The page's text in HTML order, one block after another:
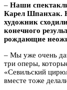
– Наши
Карел Шпанхак.
художник
конечного
рождающие
– Мы уже очень
три оперы,
«Севильский
вместе тоже